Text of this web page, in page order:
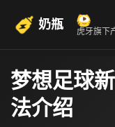
奶瓶 虎牙旗下
梦想足球
法介绍